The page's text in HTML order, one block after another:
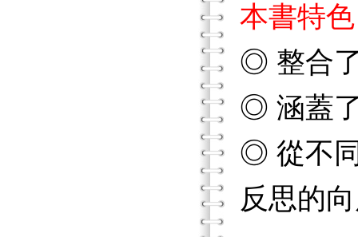
本書特色
◎ 整合
◎ 涵蓋
◎ 從不
反思的